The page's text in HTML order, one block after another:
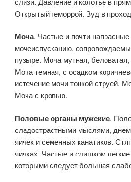
Открытый геморрой. Зуд в
Моча. Частые и почти
мочеиспусканию,
пузыре. Моча мутная,
Моча темная, с осадком
истечение мочи тонкой струей.
Моча с кровью.
Половые органы мужские.
сладострастными мыслями,
яичек и семенных канатиков.
яичках. Частые и слишком
которыми следует большая